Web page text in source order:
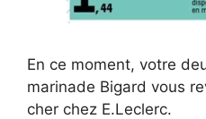
En ce moment, votre
marinade Bigard vous
cher chez E.Leclerc.